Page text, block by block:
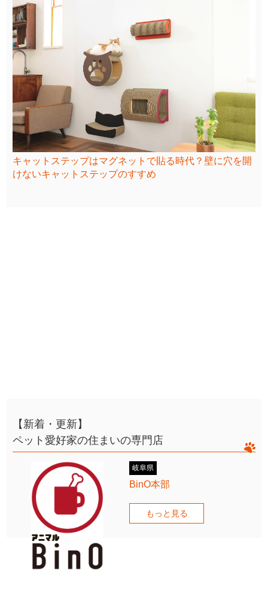
キャットステップはマグネットで貼る時代？壁に穴を開
けないキャットステップのすすめ
【新着・更新】
ペット愛好家の住まいの専門店
岐阜県
BinO本部
もっと見る